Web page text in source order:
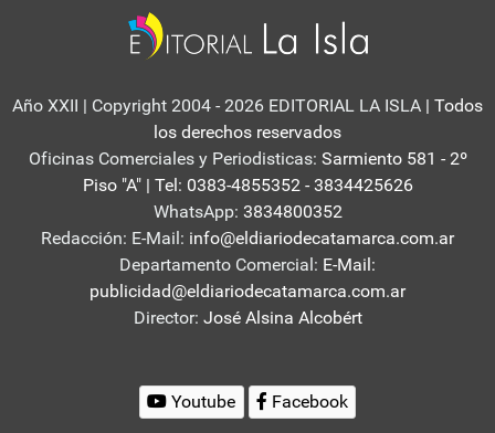
Año XXII | Copyright 2004 - 2026 EDITORIAL LA ISLA | Todos
los derechos reservados
Oficinas Comerciales y Periodisticas: Sarmiento 581 - 2º
Piso "A" | Tel: 0383-4855352 - 3834425626
WhatsApp: 3834800352
Redacción: E-Mail: info@eldiariodecatamarca.com.ar
Departamento Comercial: E-Mail:
publicidad@eldiariodecatamarca.com.ar
Director: José Alsina Alcobért
Youtube Facebook